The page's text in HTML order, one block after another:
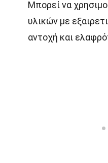
Μπορεί να
υλικών με
αντοχή και